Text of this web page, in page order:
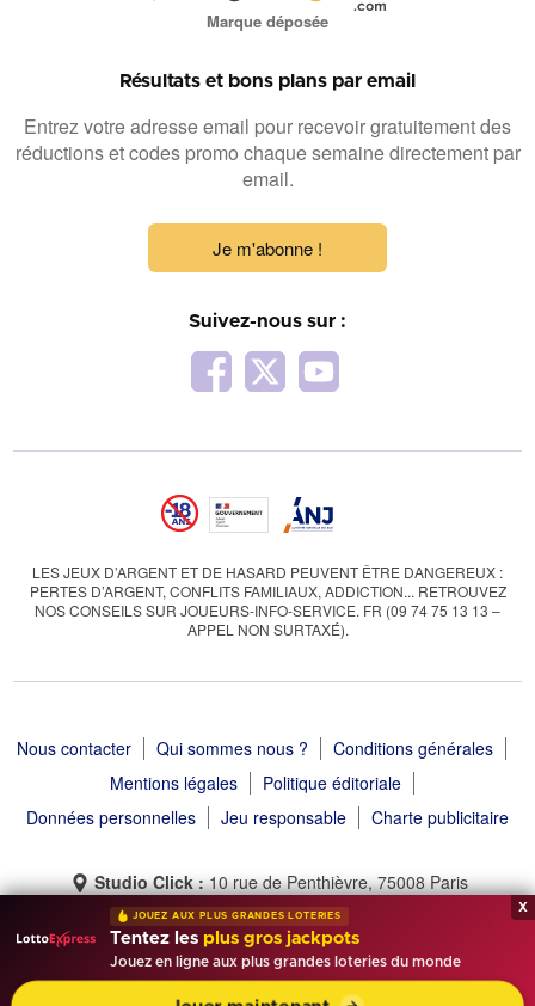
Marque déposée
Résultats et bons plans par email
Entrez votre adresse email pour recevoir gratuitement des
réductions et codes promo chaque semaine directement par
email.
Je m'abonne !
Suivez-nous sur :
LES JEUX D’ARGENT ET DE HASARD PEUVENT ÊTRE DANGEREUX :
PERTES D’ARGENT, CONFLITS FAMILIAUX, ADDICTION... RETROUVEZ
NOS CONSEILS SUR JOUEURS-INFO-SERVICE. FR (09 74 75 13 13 –
APPEL NON SURTAXÉ).
Nous contacter Qui sommes nous ?
Conditions générales
Mentions légales
Politique éditoriale
Données personnelles
Jeu responsable Charte publicitaire
Studio Click :10 rue de Penthièvre, 75008 Paris
Tirage Gagnant © 2013 - 2026 - Tous droits réservés
x
JOUEZ AUX PLUS GRANDES LOTERIES
Tentez les plus gros jackpots
Jouez en ligne aux plus grandes loteries du monde